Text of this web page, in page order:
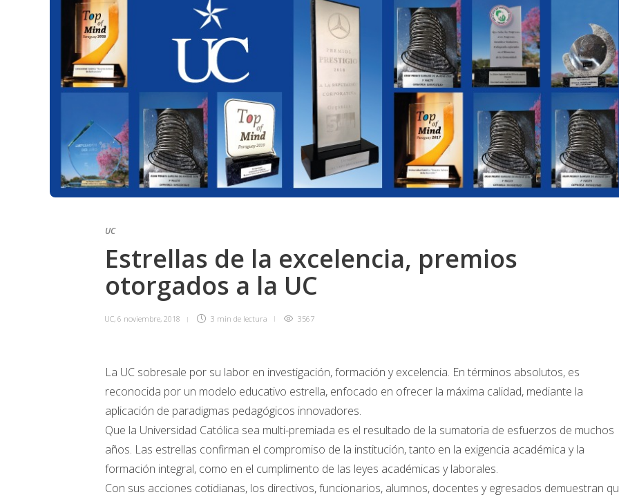
UC
Estrellas de la excelencia, premios
otorgados a la UC
UC, 6 noviembre, 2018 3 min de lectura 3567
La UC sobresale por su labor en investigación, formación y excelencia. En términos absolutos, es
reconocida por un modelo educativo estrella, enfocado en ofrecer la máxima calidad, mediante la
aplicación de paradigmas pedagógicos innovadores.
Que la Universidad Católica sea multi-premiada es el resultado de la sumatoria de esfuerzos de muchos
años. Las estrellas confirman el compromiso de la institución, tanto en la exigencia académica y la
formación integral, como en el cumplimento de las leyes académicas y laborales.
Con sus acciones cotidianas, los directivos, funcionarios, alumnos, docentes y egresados demuestran